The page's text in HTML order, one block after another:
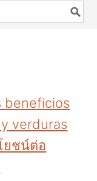
beneficios
verduras
ยชน์ต่อ